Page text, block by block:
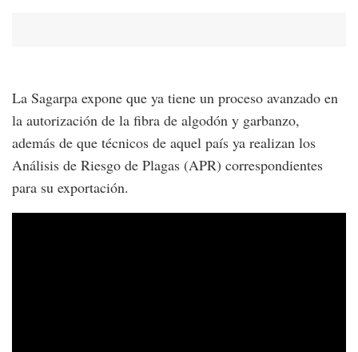
La Sagarpa expone que ya tiene un proceso avanzado en
la autorización de la fibra de algodón y garbanzo,
además de que técnicos de aquel país ya realizan los
Análisis de Riesgo de Plagas (APR) correspondientes
para su exportación.